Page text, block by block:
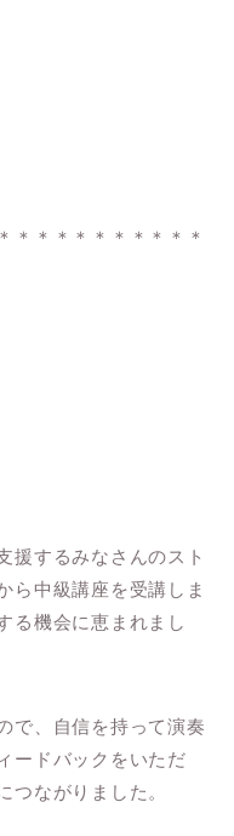
＊＊＊＊＊＊＊＊＊＊
援するみなさんのスト
ら中級講座を受講しま
る機会に恵まれまし
で、自信を持って演奏
ードバックをいただ
つながりました。